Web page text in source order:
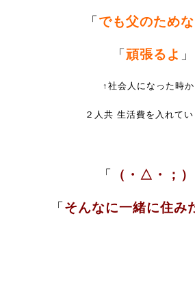
「 でも父のため
「 頑張るよ 」
↑社会人になった時か
２人共 生活費を入れてい
「 （・△・；）
「そんなに一緒に住み